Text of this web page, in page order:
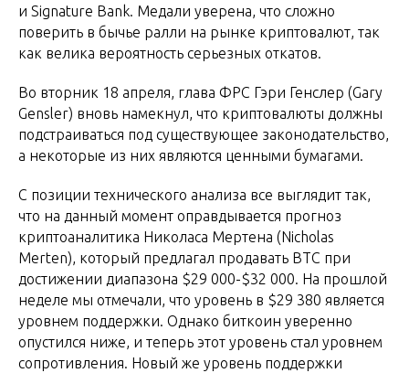
и Signature Bank. Медали уверена, что сложно
поверить в бычье ралли на рынке криптовалют, так
как велика вероятность серьезных откатов.
Во вторник 18 апреля, глава ФРС Гэри Генслер (Gary
Gensler) вновь намекнул, что криптовалюты должны
подстраиваться под существующее законодательство,
а некоторые из них являются ценными бумагами.
С позиции технического анализа все выглядит так,
что на данный момент оправдывается прогноз
криптоаналитика Николаса Мертена (Nicholas
Merten), который предлагал продавать BTC при
достижении диапазона $29 000-$32 000. На прошлой
неделе мы отмечали, что уровень в $29 380 является
уровнем поддержки. Однако биткоин уверенно
опустился ниже, и теперь этот уровень стал уровнем
сопротивления. Новый же уровень поддержки